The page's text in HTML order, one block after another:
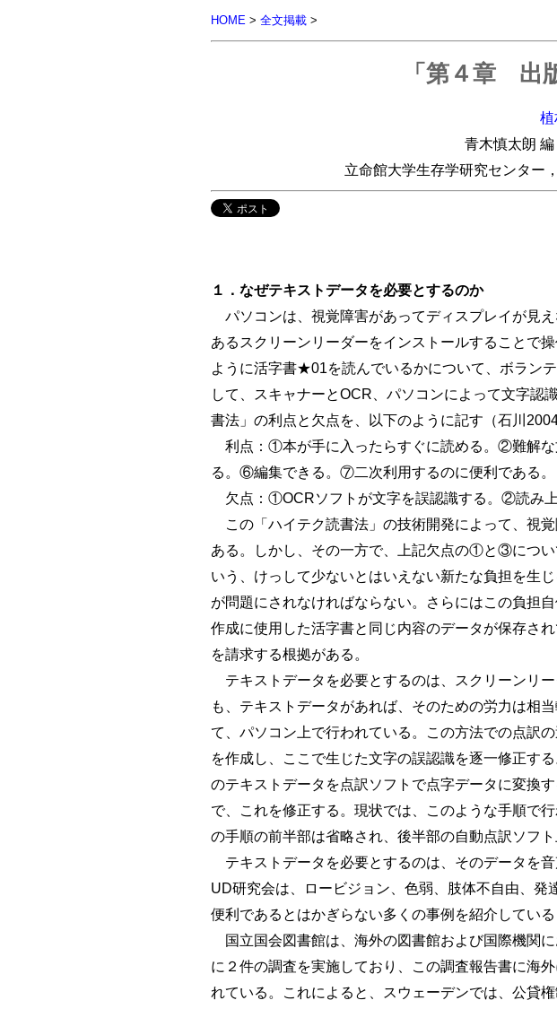
HOME> 全文掲載>
「第４章 出
植
青木慎太朗
立命館大学生存学研究センタ
１．なぜテキストデータを必要とするのか
パソコンは、視覚障害があってディスプレイが見
あるスクリーンリーダーをインストールすることで
ように活字書★01を読んでいるかについて、ボラン
して、スキャナーとOCR、パソコンによって文字認
書法」の利点と欠点を、以下のように記す（石川2004
利点：①本が手に入ったらすぐに読める。②難解
る。⑥編集できる。⑦二次利用するのに便利である。
欠点：①OCRソフトが文字を誤認識する。②読み
この「ハイテク読書法」の技術開発によって、視
ある。しかし、その一方で、上記欠点の①と③につ
いう、けっして少ないとはいえない新たな負担を生
が問題にされなければならない。さらにはこの負担
作成に使用した活字書と同じ内容のデータが保存さ
を請求する根拠がある。
テキストデータを必要とするのは、スクリーンリ
も、テキストデータがあれば、そのための労力は相
て、パソコン上で行われている。この方法での点訳
を作成し、ここで生じた文字の誤認識を逐一修正す
のテキストデータを点訳ソフトで点字データに変換
で、これを修正する。現状では、このような手順で
の手順の前半部は省略され、後半部の自動点訳ソフ
テキストデータを必要とするのは、そのデータを
UD研究会は、ロービジョン、色弱、肢体不自由、
便利であるとはかぎらない多くの事例を紹介している
国立国会図書館は、海外の図書館および国際機関
に２件の調査を実施しており、この調査報告書に海
れている。これによると、スウェーデンでは、公貸